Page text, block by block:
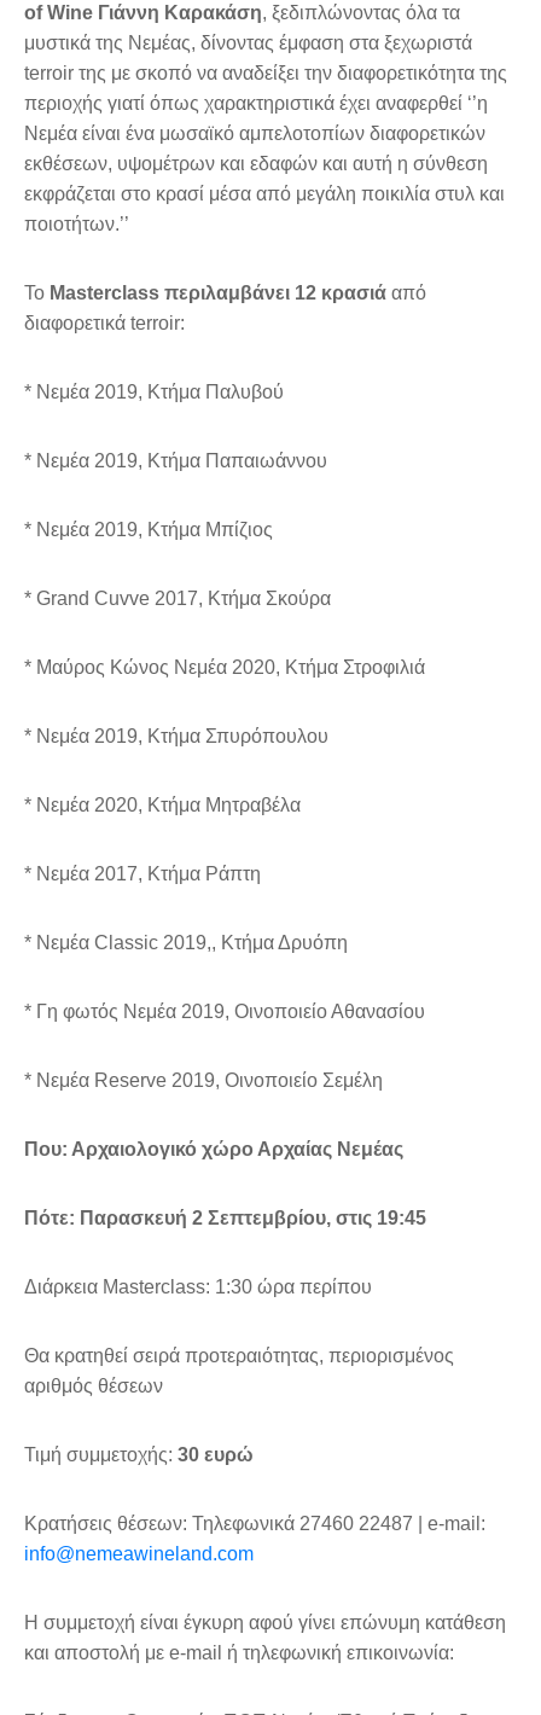
of Wine Γιάννη Καρακάση, ξεδιπλώνοντας όλα τα
μυστικά της Νεμέας, δίνοντας έμφαση στα ξεχωριστά
terroir της με σκοπό να αναδείξει την διαφορετικότητα της
περιοχής γιατί όπως χαρακτηριστικά έχει αναφερθεί ‘’η
Νεμέα είναι ένα μωσαϊκό αμπελοτοπίων διαφορετικών
εκθέσεων, υψομέτρων και εδαφών και αυτή η σύνθεση
εκφράζεται στο κρασί μέσα από μεγάλη ποικιλία στυλ και
ποιοτήτων.’’
Το Masterclass περιλαμβάνει 12 κρασιά από
διαφορετικά terroir:
* Νεμέα 2019, Κτήμα Παλυβού
* Nεμέα 2019, Κτήμα Παπαιωάννου
* Νεμέα 2019, Κτήμα Μπίζιος
* Grand Cuvve 2017, Κτήμα Σκούρα
* Μαύρος Κώνος Νεμέα 2020, Κτήμα Στροφιλιά
* Νεμέα 2019, Κτήμα Σπυρόπουλου
* Νεμέα 2020, Κτήμα Μητραβέλα
* Νεμέα 2017, Κτήμα Ράπτη
* Νεμέα Classic 2019,, Κτήμα Δρυόπη
* Γη φωτός Νεμέα 2019, Οινοποιείο Αθανασίου
* Νεμέα Reserve 2019, Οινοποιείο Σεμέλη
Που: Αρχαιολογικό χώρο Αρχαίας Νεμέας
Πότε: Παρασκευή 2 Σεπτεμβρίου, στις 19:45
Διάρκεια Masterclass: 1:30 ώρα περίπου
Θα κρατηθεί σειρά προτεραιότητας, περιορισμένος
αριθμός θέσεων
Τιμή συμμετοχής: 30 ευρώ
Κρατήσεις θέσεων: Τηλεφωνικά 27460 22487 | e-mail:
info@nemeawineland.com
Η συμμετοχή είναι έγκυρη αφού γίνει επώνυμη κατάθεση
και αποστολή με e-mail ή τηλεφωνική επικοινωνία: